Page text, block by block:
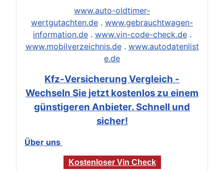
www.auto-oldtimer-
wertgutachten.de . www.gebrauchtwagen-
information.de. www.vin-code-check.de.
www.mobilverzeichnis.de. www.autodatenlist
e.de
Kfz-Versicherung Vergleich -
Wechseln Sie jetzt kostenlos zu einem
günstigeren Anbieter. Schnell und
sicher!
Über uns
Kostenloser Vin Check